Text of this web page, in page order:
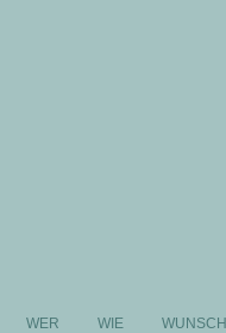
WER WIE WUNSCH